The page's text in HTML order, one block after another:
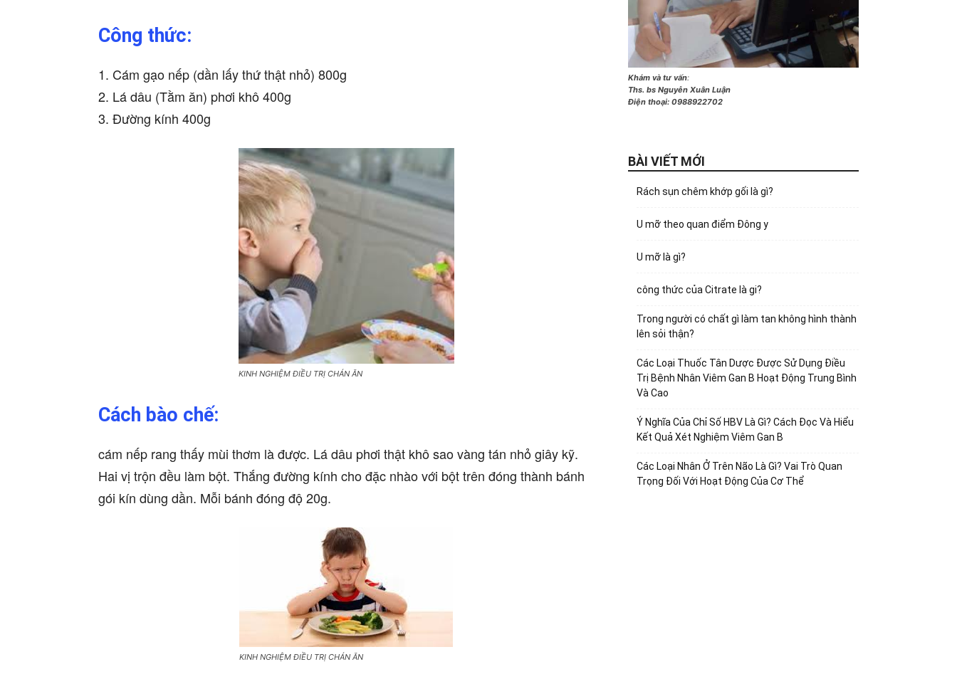
Công thức:
1. Cám gạo nếp (dần lấy thứ thật nhỏ) 800g
2. Lá dâu (Tằm ăn) phơi khô 400g
3. Đường kính 400g
KINH NGHIỆM ĐIỀU TRỊ CHÁN ĂN
Cách bào chế:
cám nếp rang thấy mùi thơm là được. Lá dâu phơi thật khô sao vàng tán nhỏ giây kỹ.
Hai vị trộn đều làm bột. Thắng đường kính cho đặc nhào với bột trên đóng thành bánh
gói kín dùng dần. Mỗi bánh đóng độ 20g.
KINH NGHIỆM ĐIỀU TRỊ CHÁN ĂN
Khám và tư vấn:
Ths. bs Nguyễn Xuân Luận
Điện thoại: 0988922702
BÀI VIẾT MỚI
Rách sụn chêm khớp gối là gì?
U mỡ theo quan điểm Đông y
U mỡ là gì?
công thức của Citrate là gi?
Trong người có chất gì làm tan không hình thành
lên sỏi thận?
Các Loại Thuốc Tân Dược Được Sử Dụng Điều
Trị Bệnh Nhân Viêm Gan B Hoạt Động Trung Bình
Và Cao
Ý Nghĩa Của Chỉ Số HBV Là Gì? Cách Đọc Và Hiểu
Kết Quả Xét Nghiệm Viêm Gan B
Các Loại Nhân Ở Trên Não Là Gì? Vai Trò Quan
Trọng Đối Với Hoạt Động Của Cơ Thể